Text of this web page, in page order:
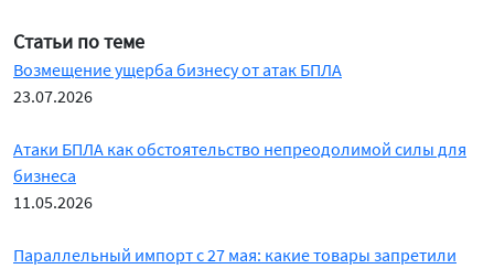
Статьи по теме
Возмещение ущерба бизнесу от атак БПЛА
23.07.2026
Атаки БПЛА как обстоятельство непреодолимой силы для
бизнеса
11.05.2026
Параллельный импорт с 27 мая: какие товары запретили